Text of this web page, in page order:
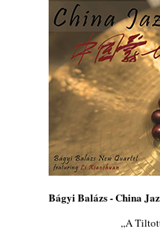
Fusio Group feat.
Visions"
2026. augusztus
Jazz-rock
„Sweet Sphere”
2026. augusztus
Jazz-rock
„Electric Outlet”
2026. augusztus
Kecskemét,
színpad, 10
Bágyi Balázs - China
„A